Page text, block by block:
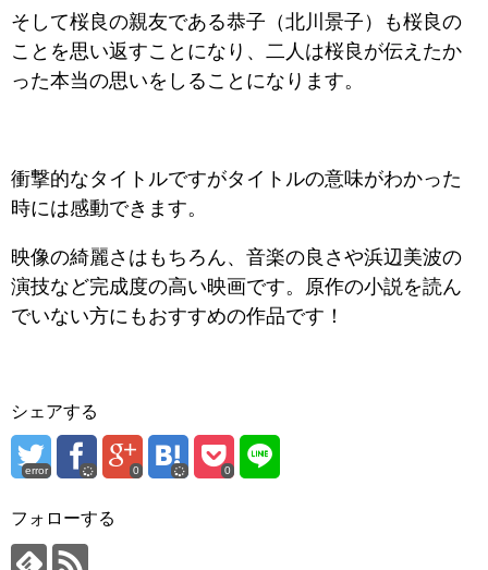
そして桜良の親友である恭子（北川景子）も桜良の
ことを思い返すことになり、二人は桜良が伝えたか
った本当の思いをしることになります。
衝撃的なタイトルですがタイトルの意味がわかった
時には感動できます。
映像の綺麗さはもちろん、音楽の良さや浜辺美波の
演技など完成度の高い映画です。原作の小説を読ん
でいない方にもおすすめの作品です！
シェアする
error 0 0
フォローする